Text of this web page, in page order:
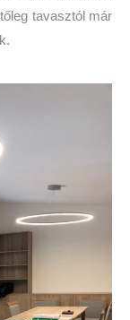
tavasztól már